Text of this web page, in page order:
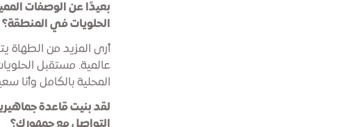
بعيدًا عن الوصفات
الحلويات في المنطقة؟
أرى المزيد من الطهاة
عالمية. مستقبل
المحلية بالكامل وأنا
لقد بنيت قاعدة
التواصل مع جمهورك؟